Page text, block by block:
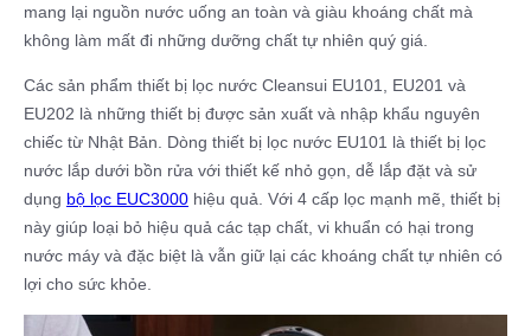
mang lại nguồn nước uống an toàn và giàu khoáng chất mà
không làm mất đi những dưỡng chất tự nhiên quý giá.
Các sản phẩm thiết bị lọc nước Cleansui EU101, EU201 và
EU202 là những thiết bị được sản xuất và nhập khẩu nguyên
chiếc từ Nhật Bản. Dòng thiết bị lọc nước EU101 là thiết bị lọc
nước lắp dưới bồn rửa với thiết kế nhỏ gọn, dễ lắp đặt và sử
dụng bộ lọc EUC3000 hiệu quả. Với 4 cấp lọc mạnh mẽ, thiết bị
này giúp loại bỏ hiệu quả các tạp chất, vi khuẩn có hại trong
nước máy và đặc biệt là vẫn giữ lại các khoáng chất tự nhiên có
lợi cho sức khỏe.